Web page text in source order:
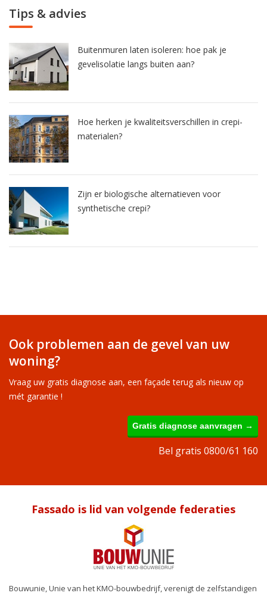
Tips & advies
Buitenmuren laten isoleren: hoe pak je
gevelisolatie langs buiten aan?
Hoe herken je kwaliteitsverschillen in crepi-
materialen?
Zijn er biologische alternatieven voor
synthetische crepi?
Ook problemen aan de gevel van uw
woning?
Vraag uw gratis diagnose aan, een façade terug als nieuw op
mét garantie !
Gratis diagnose aanvragen →
Bel gratis 0800/61 160
Fassado is lid van volgende federaties
Bouwunie, Unie van het KMO-bouwbedrijf, verenigt de zelfstandigen